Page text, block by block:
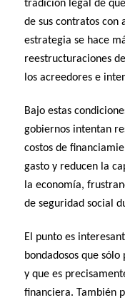
tradición legal de
de sus contratos con
estrategia se hace
reestructuraciones
los acreedores e
Bajo estas
gobiernos intentan
costos de
gasto y reducen la
la economía,
de seguridad social
El punto es
bondadosos que
y que es
financiera. También